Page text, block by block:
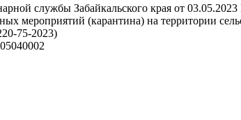
службы Забайкальского края от
мероприятий (карантина) на территории
75-2023)